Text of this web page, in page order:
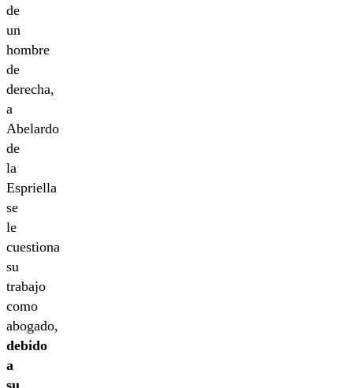
de
un
hombre
de
derecha,
a
Abelardo
de
la
Espriella
se
le
cuestiona
su
trabajo
como
abogado,
debido
a